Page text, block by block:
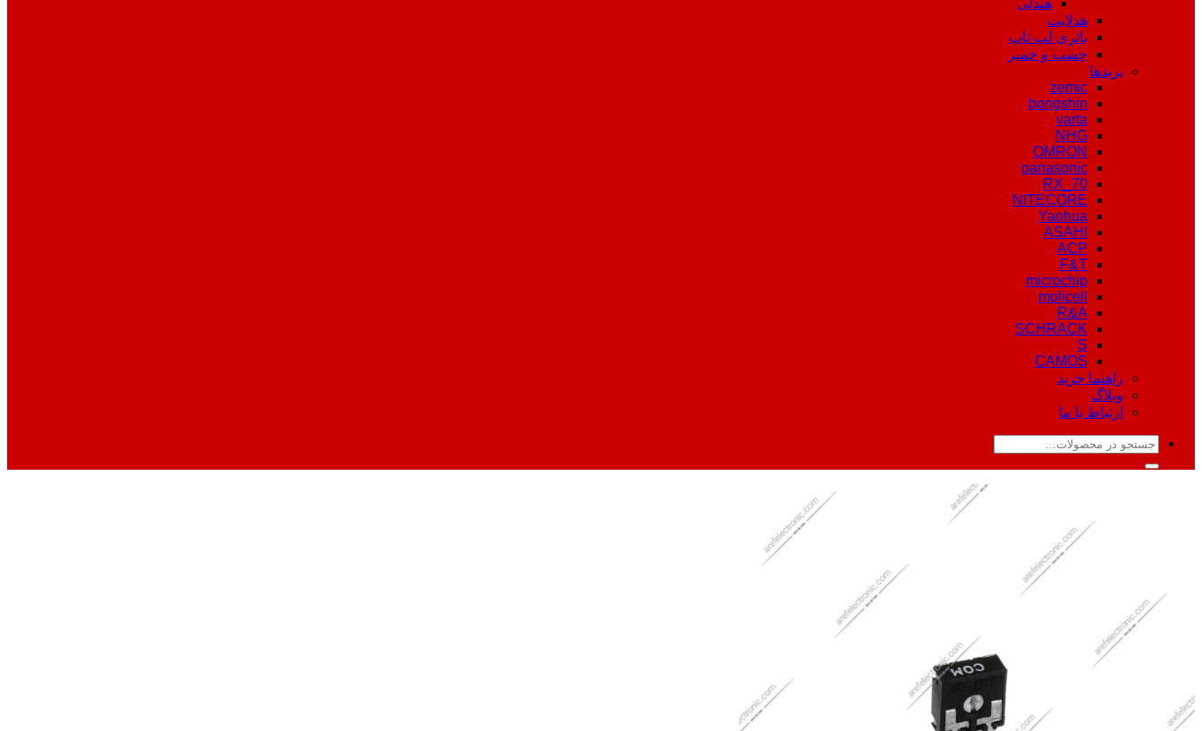
هندلی
هدلایت
باتری لپ تاپ
چسب و خمیر
برندها
zemic
bongshin
varta
NHG
OMRON
panasonic
RX_70
NITECORE
Yaohua
ASAHI
ACP
F&T
microchip
molicell
R&A
SCHRACK
S
CAMOS
راهنما خرید
وبلاگ
ارتباط با ما
جستجو